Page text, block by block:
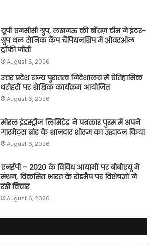
यूपी एनसीसी ग्रुप, लखनऊ की बॉयज़ टीम ने इंटर-
ग्रुप थल सैनिक कैंप चैंपियनशिप में ओवरऑल
ट्रॉफी जीती
August 6, 2026
उत्तर प्रदेश राज्य पुरातत्व निदेशालय में ऐतिहासिक
धरोहरों पर शैक्षिक कार्यक्रम आयोजित
August 6, 2026
मोरल इंडस्ट्रीज लिमिटेड ने पत्रकार पुरम में अपने
गारमेंट्स ब्रांड के शानदार शोरूम का उद्घाटन किया
August 6, 2026
एनईपी – 2020 के विविध आयामों पर बीबीएयू में
मंथन, विकसित भारत के रोडमैप पर विशेषज्ञों ने
रखे विचार
August 6, 2026